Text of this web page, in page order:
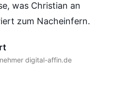
was Christian an
zum Nacheinfern.
digital-affin.de